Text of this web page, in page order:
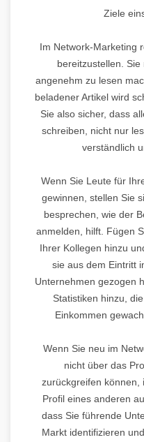
Ziele
Im Network-Marketing
bereitzustellen.
angenehm zu lesen
beladener Artikel wird
Sie also sicher, dass
schreiben, nicht nur
verständlich
Wenn Sie Leute für
gewinnen, stellen Sie
besprechen, wie der
anmelden, hilft. Fügen
Ihrer Kollegen hinzu
sie aus dem Eintritt
Unternehmen gezogen
Statistiken hinzu,
Einkommen
Wenn Sie neu im
nicht über das
zurückgreifen können,
Profil eines anderen
dass Sie führende
Markt identifizieren